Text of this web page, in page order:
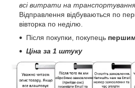
всі витрати на транспортування
Відправлення відбуваються по
вівторка по неділю.
Після покупки, покупець
Ціна за 1 штуку